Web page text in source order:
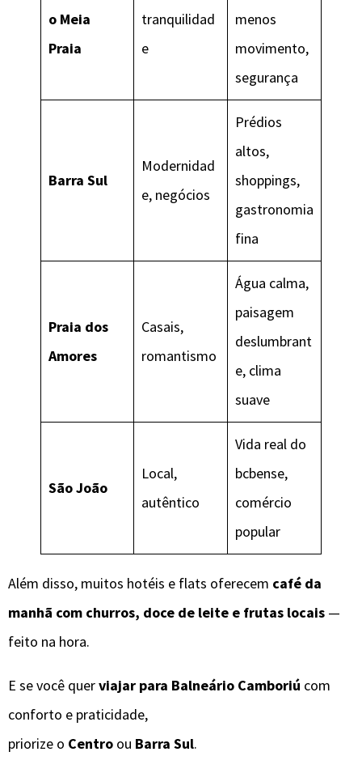
o Meia
Praia
tranquilidad
e
menos
movimento,
segurança
Barra Sul
Modernidad
e, negócios
Prédios
altos,
shoppings,
gastronomia
fina
Praia dos
Amores
Casais,
romantismo
Água calma,
paisagem
deslumbrant
e, clima
suave
São João
Local,
autêntico
Vida real do
bcbense,
comércio
popular
Além disso, muitos hotéis e flats oferecem café da
manhã com churros, doce de leite e frutas locais —
feito na hora.
E se você querviajar para Balneário Camboriú com
conforto e praticidade,
priorize o Centro ou Barra Sul.